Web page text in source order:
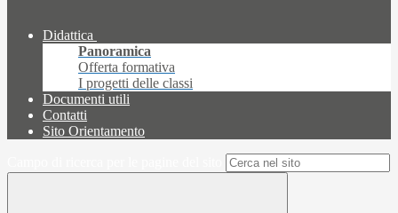
Didattica
Panoramica
Offerta formativa
I progetti delle classi
Documenti utili
Contatti
Sito Orientamento